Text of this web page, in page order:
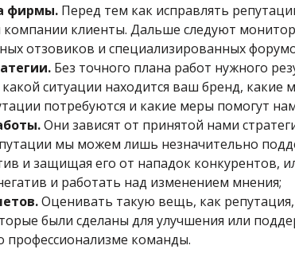
фирмы. Перед тем как исправлять
клиенты. Дальше следуют
отзовиков и специализированных
Без точного плана работ нужного
ситуации находится ваш бренд, какие
потребуются и какие меры помогут
Они зависят от принятой нами
мы можем лишь незначительно
и защищая его от нападок конкурентов,
и работать над изменением мнения;
Оценивать такую вещь, как
были сделаны для улучшения или
профессионализме команды.